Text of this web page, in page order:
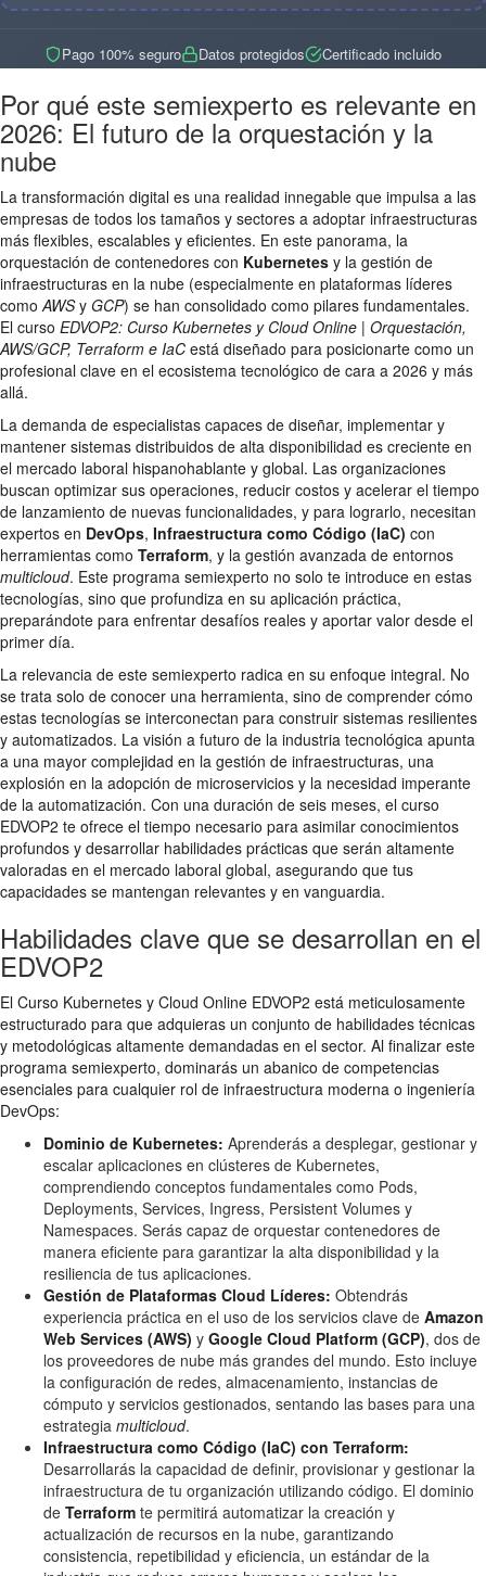
Pago 100% seguro Datos protegidos Certificado incluido
Por qué este semiexperto es relevante en
2026: El futuro de la orquestación y la
nube
La transformación digital es una realidad innegable que impulsa a las
empresas de todos los tamaños y sectores a adoptar infraestructuras
más flexibles, escalables y eficientes. En este panorama, la
orquestación de contenedores con Kubernetes y la gestión de
infraestructuras en la nube (especialmente en plataformas líderes
como AWSy GCP) se han consolidado como pilares fundamentales.
El curso EDVOP2: Curso Kubernetes y Cloud Online | Orquestación,
AWS/GCP, Terraform e IaC está diseñado para posicionarte como un
profesional clave en el ecosistema tecnológico de cara a 2026 y más
allá.
La demanda de especialistas capaces de diseñar, implementar y
mantener sistemas distribuidos de alta disponibilidad es creciente en
el mercado laboral hispanohablante y global. Las organizaciones
buscan optimizar sus operaciones, reducir costos y acelerar el tiempo
de lanzamiento de nuevas funcionalidades, y para lograrlo, necesitan
expertos en DevOps, Infraestructura como Código (IaC) con
herramientas como Terraform, y la gestión avanzada de entornos
multicloud. Este programa semiexperto no solo te introduce en estas
tecnologías, sino que profundiza en su aplicación práctica,
preparándote para enfrentar desafíos reales y aportar valor desde el
primer día.
La relevancia de este semiexperto radica en su enfoque integral. No
se trata solo de conocer una herramienta, sino de comprender cómo
estas tecnologías se interconectan para construir sistemas resilientes
y automatizados. La visión a futuro de la industria tecnológica apunta
a una mayor complejidad en la gestión de infraestructuras, una
explosión en la adopción de microservicios y la necesidad imperante
de la automatización. Con una duración de seis meses, el curso
EDVOP2 te ofrece el tiempo necesario para asimilar conocimientos
profundos y desarrollar habilidades prácticas que serán altamente
valoradas en el mercado laboral global, asegurando que tus
capacidades se mantengan relevantes y en vanguardia.
Habilidades clave que se desarrollan en el
EDVOP2
El Curso Kubernetes y Cloud Online EDVOP2 está meticulosamente
estructurado para que adquieras un conjunto de habilidades técnicas
y metodológicas altamente demandadas en el sector. Al finalizar este
programa semiexperto, dominarás un abanico de competencias
esenciales para cualquier rol de infraestructura moderna o ingeniería
DevOps:
Dominio de Kubernetes: Aprenderás a desplegar, gestionar y
escalar aplicaciones en clústeres de Kubernetes,
comprendiendo conceptos fundamentales como Pods,
Deployments, Services, Ingress, Persistent Volumes y
Namespaces. Serás capaz de orquestar contenedores de
manera eficiente para garantizar la alta disponibilidad y la
resiliencia de tus aplicaciones.
Gestión de Plataformas Cloud Líderes: Obtendrás
experiencia práctica en el uso de los servicios clave de Amazon
Web Services (AWS) y Google Cloud Platform (GCP), dos de
los proveedores de nube más grandes del mundo. Esto incluye
la configuración de redes, almacenamiento, instancias de
cómputo y servicios gestionados, sentando las bases para una
estrategia multicloud.
Infraestructura como Código (IaC) con Terraform:
Desarrollarás la capacidad de definir, provisionar y gestionar la
infraestructura de tu organización utilizando código. El dominio
de Terraform te permitirá automatizar la creación y
actualización de recursos en la nube, garantizando
consistencia, repetibilidad y eficiencia, un estándar de la